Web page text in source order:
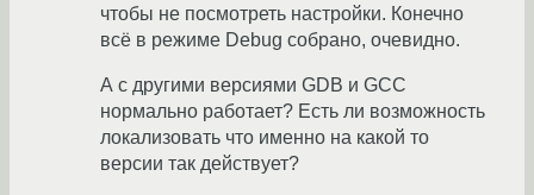
чтобы не посмотреть настройки. Конечно
всё в режиме Debug собрано, очевидно.
А с другими версиями GDB и GCC
нормально работает? Есть ли возможность
локализовать что именно на какой то
версии так действует?